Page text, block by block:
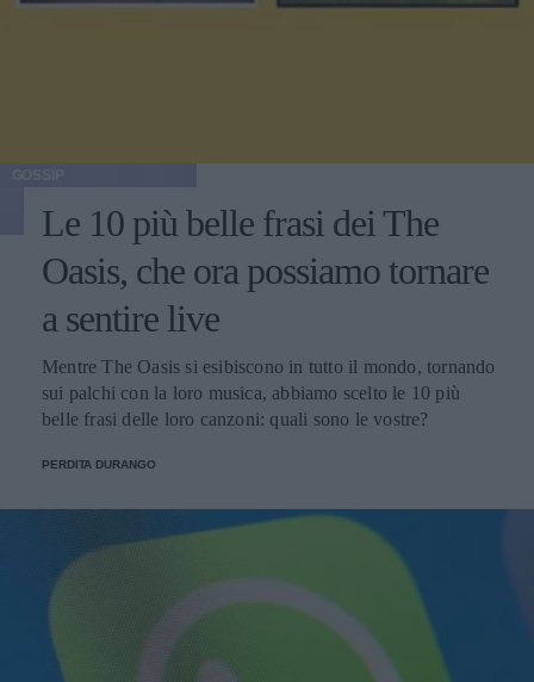
Le 10 più belle frasi dei The
Oasis, che ora possiamo tornare
a sentire live
Mentre The Oasis si esibiscono in tutto il mondo, tornando
sui palchi con la loro musica, abbiamo scelto le 10 più
belle frasi delle loro canzoni: quali sono le vostre?
PERDITA DURANGO